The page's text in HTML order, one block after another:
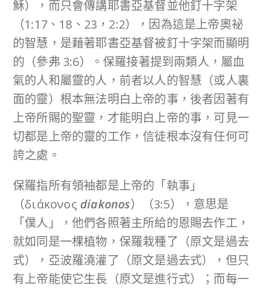
穌），而只會傳講耶書亞基督並他釘十字架
（1:17、18、23，2:2），因為這是上帝奧祕
的智慧，是藉著耶書亞基督被釘十字架而顯明
的（參弗 3:6）。保羅接著提到兩類人，屬血
氣的人和屬靈的人，前者以人的智慧（或人裏
面的靈）根本無法明白上帝的事，後者因著有
上帝所賜的聖靈，才能明白上帝的事，可見一
切都是上帝的靈的工作，信徒根本沒有任何可
誇之處。
保羅指所有領袖都是上帝的「執事」
（διάκονος diakonos）（3:5），意思是
「僕人」，他們各照著主所給的恩賜去作工，
就如同是一棵植物，保羅栽種了（原文是過去
式），亞波羅澆灌了（原文是過去式），但只
有上帝能使它生長（原文是進行式）；而每一